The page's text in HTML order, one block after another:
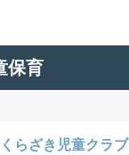
保育
らざき児童クラブ